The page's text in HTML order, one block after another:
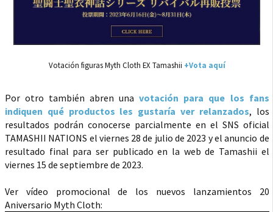
Votación figuras Myth Cloth EX Tamashii +Vota aquí
Por otro también abren unavotación para que los fans
indiquen qué productos les gustaría ver relanzados, los
resultados podrán conocerse parcialmente en el SNS oficial
TAMASHII NATIONS el viernes 28 de julio de 2023 y el anuncio de
resultado final para ser publicado en la web de Tamashii el
viernes 15 de septiembre de 2023.
Ver vídeo promocional de los nuevos lanzamientos 20
Aniversario Myth Cloth: